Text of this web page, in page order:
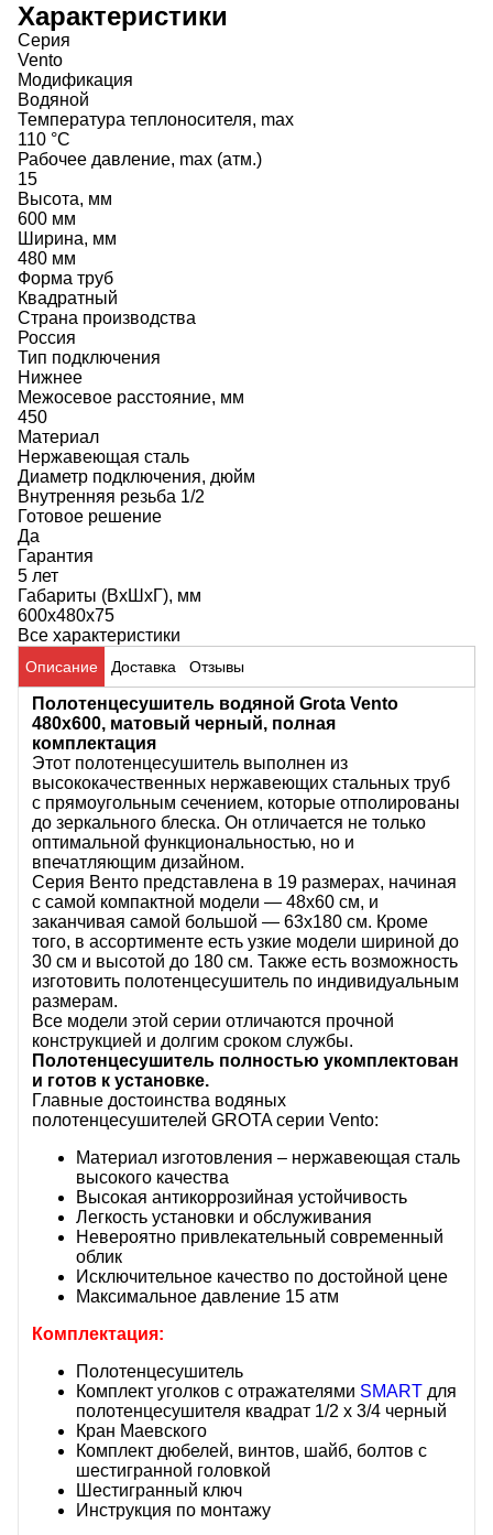
Характеристики
Серия
Vento
Модификация
Водяной
Температура теплоносителя, max
110 °C
Рабочее давление, max (атм.)
15
Высота, мм
600 мм
Ширина, мм
480 мм
Форма труб
Квадратный
Страна производства
Россия
Тип подключения
Нижнее
Межосевое расстояние, мм
450
Материал
Нержавеющая сталь
Диаметр подключения, дюйм
Внутренняя резьба 1/2
Готовое решение
Да
Гарантия
5 лет
Габариты (ВхШхГ), мм
600х480х75
Все характеристики
Описание Доставка Отзывы
Полотенцесушитель водяной Grota Vento
480х600, матовый черный, полная
комплектация
Этот полотенцесушитель выполнен из
высококачественных нержавеющих стальных труб
с прямоугольным сечением, которые отполированы
до зеркального блеска. Он отличается не только
оптимальной функциональностью, но и
впечатляющим дизайном.
Серия Венто представлена в 19 размерах, начиная
с самой компактной модели — 48х60 см, и
заканчивая самой большой — 63х180 см. Кроме
того, в ассортименте есть узкие модели шириной до
30 см и высотой до 180 см. Также есть возможность
изготовить полотенцесушитель по индивидуальным
размерам.
Все модели этой серии отличаются прочной
конструкцией и долгим сроком службы.
Полотенцесушитель полностью укомплектован
и готов к установке.
Главные достоинства водяных
полотенцесушителей GROTA серии Vento:
Материал изготовления – нержавеющая сталь
высокого качества
Высокая антикоррозийная устойчивость
Легкость установки и обслуживания
Невероятно привлекательный современный
облик
Исключительное качество по достойной цене
Максимальное давление 15 атм
Комплектация:
Полотенцесушитель
Комплект уголков с отражателями SMART для
полотенцесушителя квадрат 1/2 х 3/4 черный
Кран Маевского
Комплект дюбелей, винтов, шайб, болтов с
шестигранной головкой
Шестигранный ключ
Инструкция по монтажу